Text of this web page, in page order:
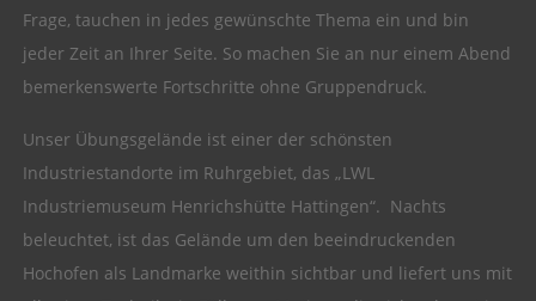
Frage, tauchen in jedes gewünschte Thema ein und bin
jeder Zeit an Ihrer Seite. So machen Sie an nur einem Abend
bemerkenswerte Fortschritte ohne Gruppendruck.
Unser Übungsgelände ist einer der schönsten
Industriestandorte im Ruhrgebiet, das „LWL
Industriemuseum Henrichshütte Hattingen“. Nachts
beleuchtet, ist das Gelände um den beeindruckenden
Hochofen als Landmarke weithin sichtbar und liefert uns mit